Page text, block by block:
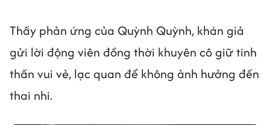
Thấy phản ứng của Quỳnh Quỳnh, khán giả
gửi lời động viên đồng thời khuyên cô giữ tinh
thần vui vẻ, lạc quan để không ảnh hưởng đến
thai nhi.